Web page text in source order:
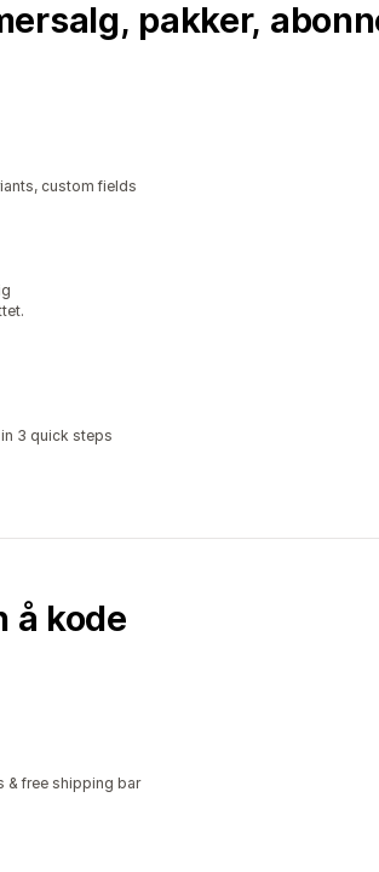
pakker,
custom fields
3 quick steps
å kode
& free shipping bar